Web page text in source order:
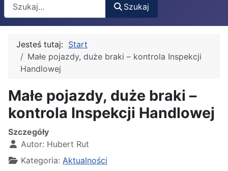
Szukaj
Jesteś tutaj: Start
Małe pojazdy, duże braki – kontrola Inspekcji
Handlowej
Małe pojazdy, duże braki –
kontrola Inspekcji Handlowej
Szczegóły
Autor: Hubert Rut
Kategoria: Aktualności